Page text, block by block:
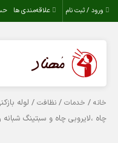
ورود / ثبت نام علاقه‌مندی ها
خانه / خدمات /نظافت / لوله
چاه ،لایروبی چاه و سبتینگ